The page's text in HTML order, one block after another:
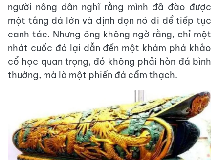
người nông dân nghĩ rằng mình đã đào được
một tảng đá lớn và định dọn nó đi để tiếp tục
canh tác. Nhưng ông không ngờ rằng, chỉ một
nhát cuốc đó lại dẫn đến một khám phá khảo
cổ học quan trọng, đó không phải hòn đá bình
thường, mà là một phiến đá cẩm thạch.